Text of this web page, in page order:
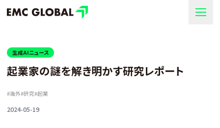
生成AIニュース
起業家の謎を解き明かす研究レポート
#海外#研究#起業
2024-05-19